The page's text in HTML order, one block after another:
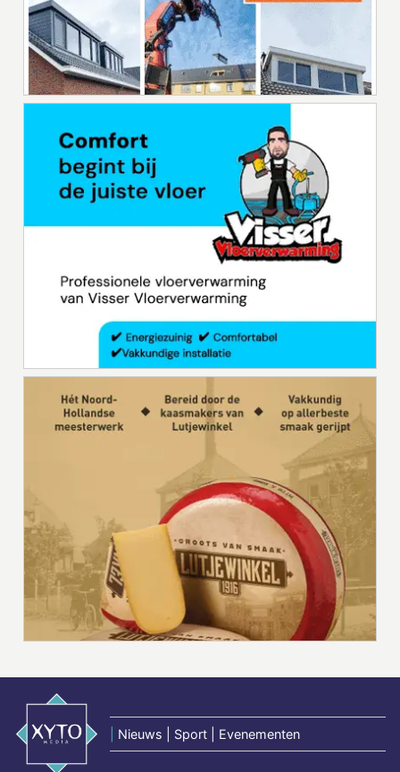
Nieuws | Sport | Evenementen